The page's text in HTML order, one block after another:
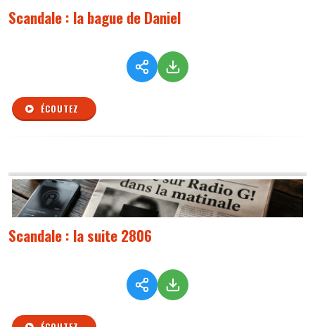
Scandale : la bague de Daniel
ÉCOUTEZ
Scandale : la suite 2806